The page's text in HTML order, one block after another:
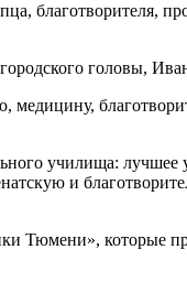
благотворителя,
головы,
училища:
и
Тюмени», которые